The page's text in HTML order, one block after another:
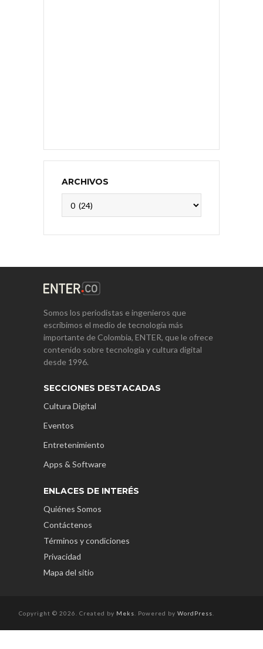
ARCHIVOS
Somos los periodistas e ingenieros que
escribimos el medio de tecnología más
importante de Colombia, ENTER, que le ofrece
contenido sobre tecnología y cultura digital
desde 1996.
SECCIONES DESTACADAS
Cultura Digital
Eventos
Entretenimiento
Apps & Software
ENLACES DE INTERÉS
Quiénes Somos
Contáctenos
Términos y condiciones
Privacidad
Mapa del sitio
Copyright © 2026. Created by Meks . Powered by WordPress